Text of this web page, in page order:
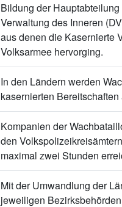
Bildung der
Verwaltung des Inneren
aus denen die Kasernierte
Volksarmee hervorging.
In den Ländern werden
kasernierten Bereitschaften
Kompanien der
den
maximal zwei Stunden
Mit der Umwandlung der
jeweiligen